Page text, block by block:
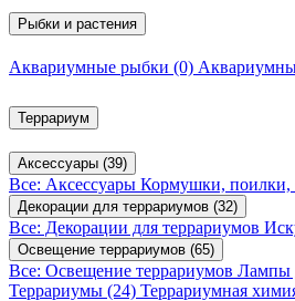
Рыбки и растения
Аквариумные рыбки (0)
Террариум
Аксессуары (39)
Все: Аксессуары Кормушки, поилки,
Декорации для террариумов (32)
Все: Декорации для террариумов
Освещение террариумов (65)
Все: Освещение террариумов Лампы
Террариумы (24) Террариумная